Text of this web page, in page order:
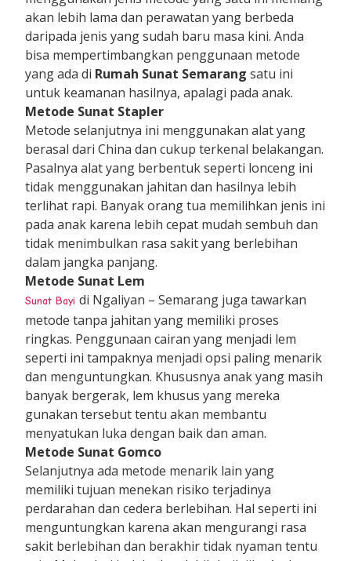
akan lebih lama dan perawatan yang berbeda
daripada jenis yang sudah baru masa kini. Anda
bisa mempertimbangkan penggunaan metode
yang ada di Rumah Sunat Semarang satu ini
untuk keamanan hasilnya, apalagi pada anak.
Metode Sunat Stapler
Metode selanjutnya ini menggunakan alat yang
berasal dari China dan cukup terkenal belakangan.
Pasalnya alat yang berbentuk seperti lonceng ini
tidak menggunakan jahitan dan hasilnya lebih
terlihat rapi. Banyak orang tua memilihkan jenis ini
pada anak karena lebih cepat mudah sembuh dan
tidak menimbulkan rasa sakit yang berlebihan
dalam jangka panjang.
Metode Sunat Lem
Sunat Bayi di Ngaliyan – Semarang juga tawarkan
metode tanpa jahitan yang memiliki proses
ringkas. Penggunaan cairan yang menjadi lem
seperti ini tampaknya menjadi opsi paling menarik
dan menguntungkan. Khususnya anak yang masih
banyak bergerak, lem khusus yang mereka
gunakan tersebut tentu akan membantu
menyatukan luka dengan baik dan aman.
Metode Sunat Gomco
Selanjutnya ada metode menarik lain yang
memiliki tujuan menekan risiko terjadinya
perdarahan dan cedera berlebihan. Hal seperti ini
menguntungkan karena akan mengurangi rasa
sakit berlebihan dan berakhir tidak nyaman tentu